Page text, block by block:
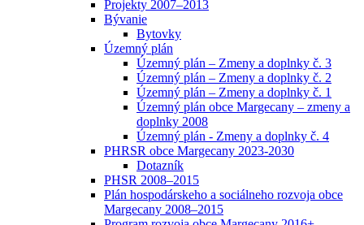
Projekty 2007–2013
Bývanie
Bytovky
Územný plán
Územný plán – Zmeny a doplnky č. 3
Územný plán – Zmeny a doplnky č. 2
Územný plán – Zmeny a doplnky č. 1
Územný plán obce Margecany – zmeny a
doplnky 2008
Územný plán - Zmeny a doplnky č. 4
PHRSR obce Margecany 2023-2030
Dotazník
PHSR 2008–2015
Plán hospodárskeho a sociálneho rozvoja obce
Margecany 2008–2015